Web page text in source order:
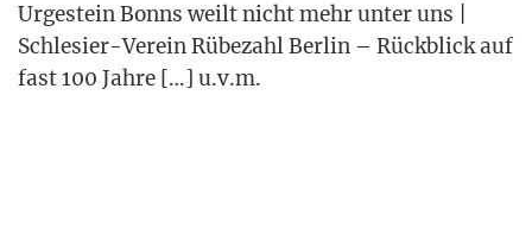
Urge­stein Bonns weilt nicht mehr unter uns |
Schle­si­er-Ver­ein Rübe­zahl Ber­lin – Rück­blick auf
fast 100 Jah­re […] u.v.m.